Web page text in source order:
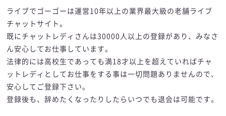
ライブでゴーゴーは運営10年以上の業界最大級の老舗ライブ
チャットサイト。
既にチャットレディさんは30000人以上の登録があり、みなさ
ん安心してお仕事しています。
法律的には高校生であっても満18才以上を超えていればチャ
ットレディとしてお仕事をする事は一切問題ありませんので、
安心してご登録下さい。
登録後も、辞めたくなったりしたらいつでも退会は可能です。